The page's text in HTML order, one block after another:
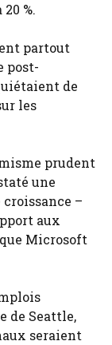
%.
partout
post-
de
les
prudent
une
–
aux
Microsoft
de Seattle,
seraient